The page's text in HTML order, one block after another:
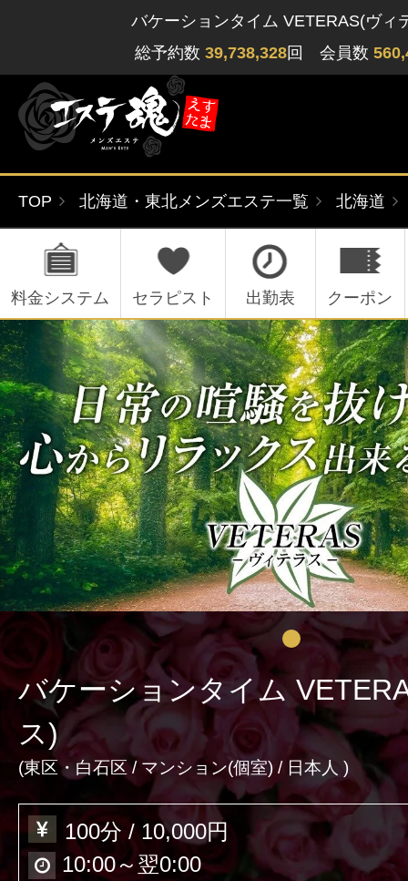
バケーションタイム VETERAS(ヴィ
総予約数 39,738,328回 会員数
閲覧履歴
ゲストさん
関西版
北海道・東北版 九州・沖縄版
無料会員登録
ログイン
夏の特集イベント開催中！
激アツなお店を多数掲載！
メンズエステ店
お店を探す
お店検索ページへ
エリアから探す
北海道 青森 岩手
セラピスト
セラピストを探す
セラピスト検索ページ
本日出勤のセラピスト
ランキング
クーポン
TOP 北海道・東北メンズエステ一覧 北海道
料金システム セラピスト 出勤表 クーポン
バケーションタイム
ス)
(東区・白石区 / マンション(個室) / 日本人 )
100分 / 10,000円
10:00～翌0:00